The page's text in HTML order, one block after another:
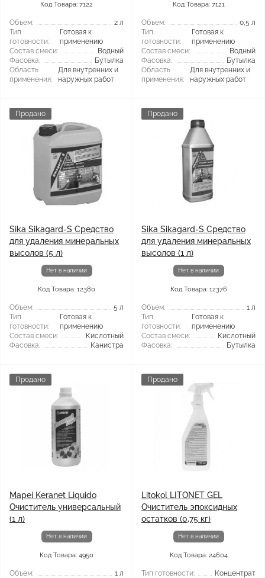
Код Товара: 7122
Объем:
2 л
Тип
готовности:
Готовая к
применению
Состав смеси:
Водный
Фасовка:
Бутылка
Область
применения:
Для внутренних и
наружных работ
Код Товара: 7121
Объем:
0,5 л
Тип
готовности:
Готовая к
применению
Состав смеси:
Водный
Фасовка:
Бутылка
Область
применения:
Для внутренних и
наружных работ
Продано
Sika Sikagard-S Средство
для удаления минеральных
высолов (5 л)
Нет в наличии
Код Товара: 12380
Объем:
5 л
Тип
готовности:
Готовая к
применению
Состав смеси:
Кислотный
Фасовка:
Канистра
Продано
Sika Sikagard-S Средство
для удаления минеральных
высолов (1 л)
Нет в наличии
Код Товара: 12376
Объем:
1 л
Тип
готовности:
Готовая к
применению
Состав смеси:
Кислотный
Фасовка:
Бутылка
Продано
Mapei Keranet Liquido
Очиститель универсальный
(1 л)
Нет в наличии
Код Товара: 4950
Объем:
1 л
Продано
Litokol LITONET GEL
Очиститель эпоксидных
остатков (0,75 кг)
Нет в наличии
Код Товара: 24604
Тип готовности:
Концентрат